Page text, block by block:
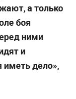
а только
боя
ними
и
иметь дело»,